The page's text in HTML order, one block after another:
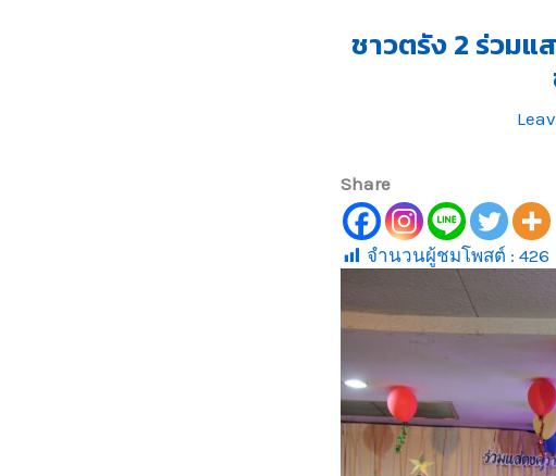
ชาวตรัง 2 ร่วมแ
Share
จำนวนผู้ชมโพสต์ : 426